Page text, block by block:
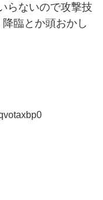
らないので攻撃技
臨とか頭おかし